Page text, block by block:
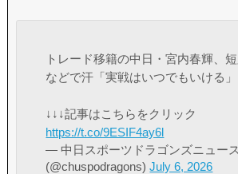
トレード移籍の中日・宮内春輝、
などで汗「実戦はいつでもいける」
↓↓↓記事はこちらをクリック
https://t.co/9ESIF4ay6l
— 中日スポーツドラゴンズニュース
(@chuspodragons)July 6, 2026